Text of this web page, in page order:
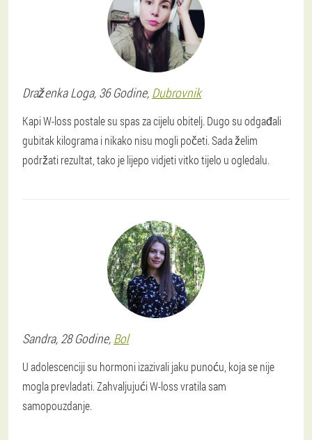
Draženka Loga, 36 Godine, Dubrovnik
Kapi W-loss postale su spas za cijelu obitelj. Dugo su odgađali
gubitak kilograma i nikako nisu mogli početi. Sada želim
podržati rezultat, tako je lijepo vidjeti vitko tijelo u ogledalu.
Sandra, 28 Godine, Bol
U adolescenciji su hormoni izazivali jaku punoću, koja se nije
mogla prevladati. Zahvaljujući W-loss vratila sam
samopouzdanje.